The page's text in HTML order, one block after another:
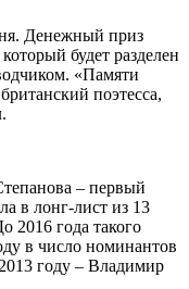
Денежный приз
будет разделен
«Памяти
поэтесса,
– первый
в лонг-лист из 13
2016 года такого
в число номинантов
году – Владимир